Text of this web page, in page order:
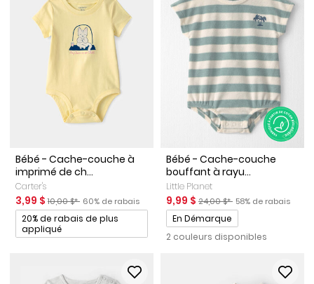
Bébé - Cache-couche à
imprimé de ch...
Carter's
Prix de solde
3,99 $Prix ​​de détail suggéré par le fabricant
10,00 $* Pourcentage de rabais
60% de rabais
Promotions
20% de rabais de plus
appliqué
Bébé - Cache-couche
bouffant à rayu...
Little Planet
Prix de solde
9,99 $ Prix ​​de détail suggéré par le
24,00 $* Pourcentage de
58% de rabais
Promotions
En Démarque
2 couleurs disponibles